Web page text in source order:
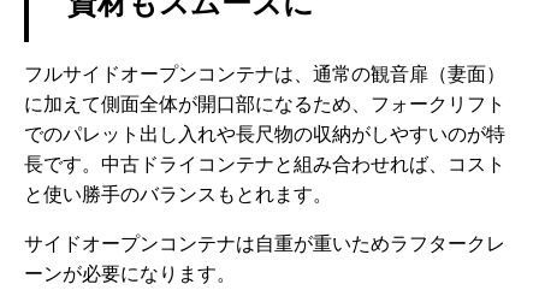
フルサイドオープンコンテナは、通常の観音扉（妻面）
に加えて側面全体が開口部になるため、フォークリフト
でのパレット出し入れや長尺物の収納がしやすいのが特
長です。中古ドライコンテナと組み合わせれば、コスト
と使い勝手のバランスもとれます。
サイドオープンコンテナは自重が重いためラフタークレ
ーンが必要になります。